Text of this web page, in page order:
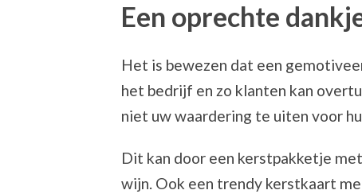
Een oprechte
Het is bewezen dat een
het bedrijf en zo klanten kan
niet uw waardering te uiten voor
Dit kan door een kerstpakketje
wijn. Ook een trendy kerstkaart